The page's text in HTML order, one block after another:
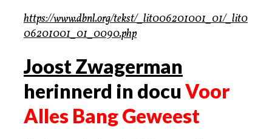
https://www.dbnl.org/tekst/_lit006201001_01/_lit0
06201001_01_0090.php
Joost Zwagerman
herinnerd in docuVoor
Alles Bang Geweest